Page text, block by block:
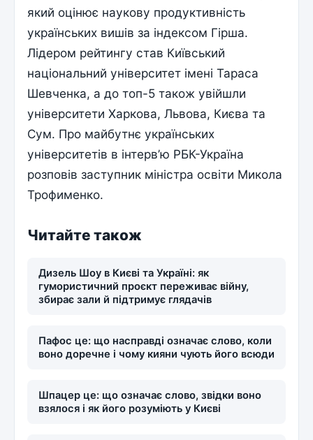
який оцінює наукову продуктивність
українських вишів за індексом Гірша.
Лідером рейтингу став Київський
національний університет імені Тараса
Шевченка, а до топ-5 також увійшли
університети Харкова, Львова, Києва та
Сум. Про майбутнє українських
університетів в інтерв’ю РБК-Україна
розповів заступник міністра освіти Микола
Трофименко.
Читайте також
Дизель Шоу в Києві та Україні: як
гумористичний проєкт переживає війну,
збирає зали й підтримує глядачів
Пафос це: що насправді означає слово, коли
воно доречне і чому кияни чують його всюди
Шпацер це: що означає слово, звідки воно
взялося і як його розуміють у Києві